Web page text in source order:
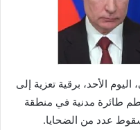
الأحد، برقية تعزية إلى
طائرة مدنية في منطقة
عدد من الضحايا.